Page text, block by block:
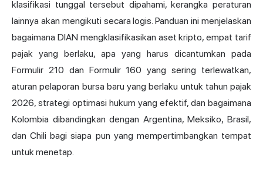
klasifikasi tunggal tersebut dipahami, kerangka peraturan
lainnya akan mengikuti secara logis. Panduan ini menjelaskan
bagaimana DIAN mengklasifikasikan aset kripto, empat tarif
pajak yang berlaku, apa yang harus dicantumkan pada
Formulir 210 dan Formulir 160 yang sering terlewatkan,
aturan pelaporan bursa baru yang berlaku untuk tahun pajak
2026, strategi optimasi hukum yang efektif, dan bagaimana
Kolombia dibandingkan dengan Argentina, Meksiko, Brasil,
dan Chili bagi siapa pun yang mempertimbangkan tempat
untuk menetap.